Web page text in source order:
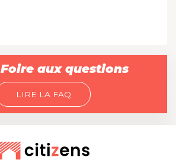
Foire aux questions
LIRE LA FAQ